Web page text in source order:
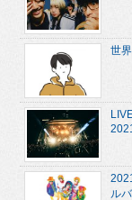
世
ル